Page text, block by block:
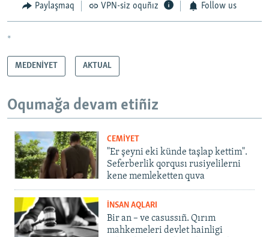
Paylaşmaq VPN-siz oquñız Follow us
*
MEDENİYET AKTUAL
Oqumağa devam etiñiz
CEMİYET
"Er şeyni eki künde taşlap kettim".
Seferberlik qorqusı rusiyelilerni
kene memleketten quva
İNSAN AQLARI
Bir an – ve casussıñ. Qırım
mahkemeleri devlet hainligi